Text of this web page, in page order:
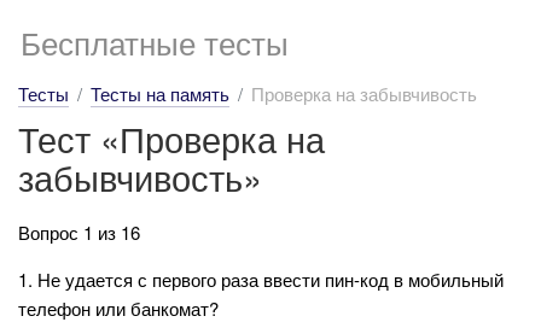
Бесплатные тесты
Тесты Тесты на память Проверка на забывчивость
Тест «Проверка на
забывчивость»
Вопрос 1 из 16
1. Не удается с первого раза ввести пин-код в мобильный
телефон или банкомат?